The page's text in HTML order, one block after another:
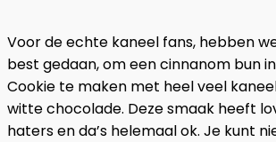
Voor de echte kaneel fans, hebben
best gedaan, om een cinnanom bun
Cookie te maken met heel veel
witte chocolade. Deze smaak heeft
haters en da’s helemaal ok. Je kunt